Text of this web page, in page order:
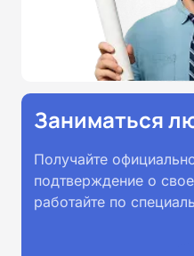
Заниматься
Получайте
подтверждение о
работайте по